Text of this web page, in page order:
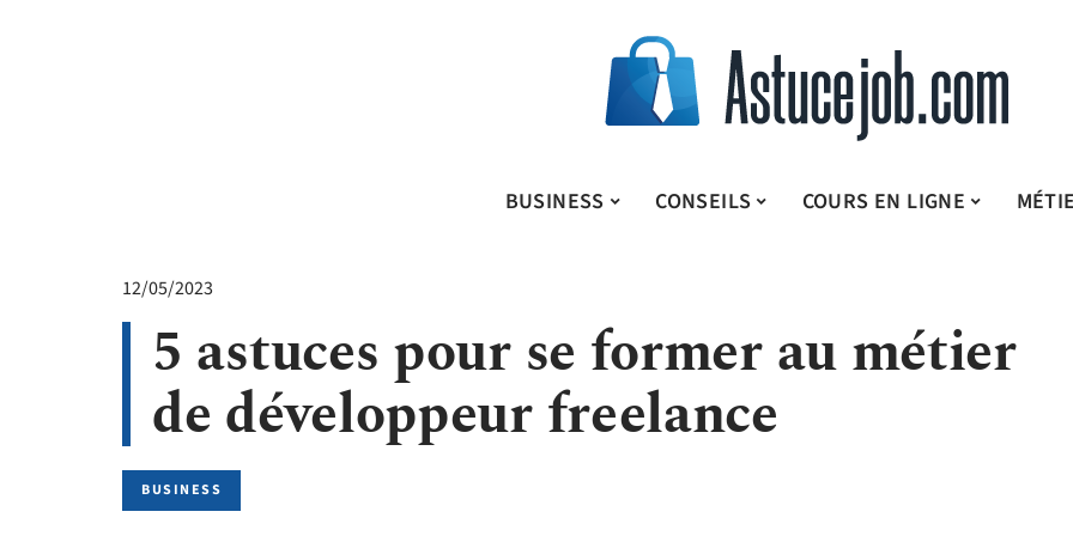
BUSINESS CONSEILS COURS EN LIGNE
12/05/2023
5 astuces pour se former au métier
de développeur freelance
BUSINESS